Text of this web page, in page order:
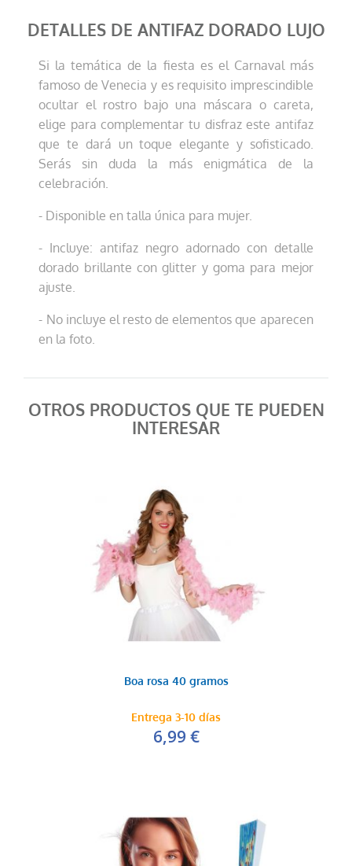
DETALLES DE ANTIFAZ DORADO LUJO
Si la temática de la fiesta es el Carnaval más
famoso de Venecia y es requisito imprescindible
ocultar el rostro bajo una máscara o careta,
elige para complementar tu disfraz este antifaz
que te dará un toque elegante y sofisticado.
Serás sin duda la más enigmática de la
celebración.
- Disponible en talla única para mujer.
- Incluye: antifaz negro adornado con detalle
dorado brillante con glitter y goma para mejor
ajuste.
- No incluye el resto de elementos que aparecen
en la foto.
OTROS PRODUCTOS QUE TE PUEDEN
INTERESAR
Boa rosa 40 gramos
Entrega 3-10 días
6,99 €